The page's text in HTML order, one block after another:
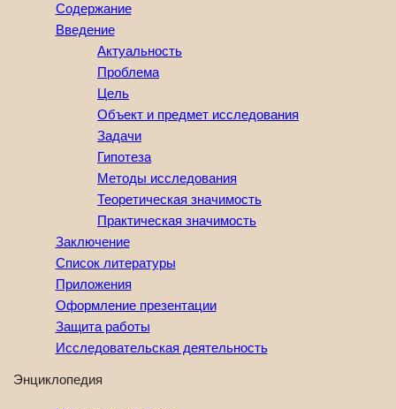
Содержание
Введение
Актуальность
Проблема
Цель
Объект и предмет исследования
Задачи
Гипотеза
Методы исследования
Теоретическая значимость
Практическая значимость
Заключение
Список литературы
Приложения
Оформление презентации
Защита работы
Исследовательская деятельность
Энциклопедия